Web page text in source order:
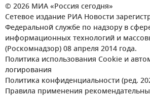
© 2026 МИА «Россия сегодня»
Сетевое издание РИА Новости
Федеральной службе по надзору в
информационных технологий и
(Роскомнадзор) 08 апреля 2014 года.
Политика использования Cookie и
логирования
Политика конфиденциальности (ред.
Правила применения